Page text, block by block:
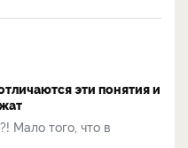
эти понятия и
Мало того, что в